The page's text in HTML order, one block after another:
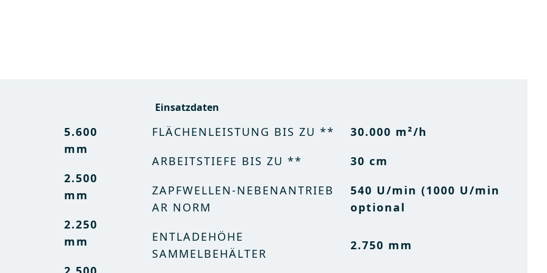
5.600
mm
2.500
mm
2.250
mm
Einsatzdaten
FLÄCHENLEISTUNG BIS ZU **
30.000 m²/h
ARBEITSTIEFE BIS ZU **
30 cm
ZAPFWELLEN-NEBENANTRIEB
AR NORM
540 U/min (1000 U/min
optional
ENTLADEHÖHE
SAMMELBEHÄLTER
2.750 mm
18 ft 5
in
8 ft 2 in
7 ft 5 in
Einsatzdaten
FLÄCHENLEISTUNG BIS ZU **
7.4 acres/h
ARBEITSTIEFE BIS ZU **
12 in
ZAPFWELLEN-NEBENANTRIEB
AR NORM
540 rpm (1000 rpm
possible)
ENTLADEHÖHE
SAMMELBEHÄLTER
9 ft